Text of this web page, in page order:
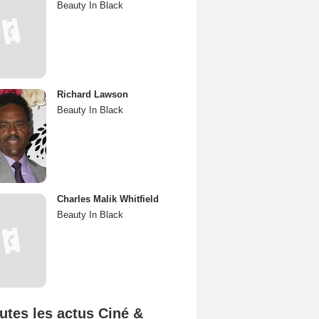
Beauty In Black
Richard Lawson
Beauty In Black
Charles Malik Whitfield
Beauty In Black
les actus Ciné &